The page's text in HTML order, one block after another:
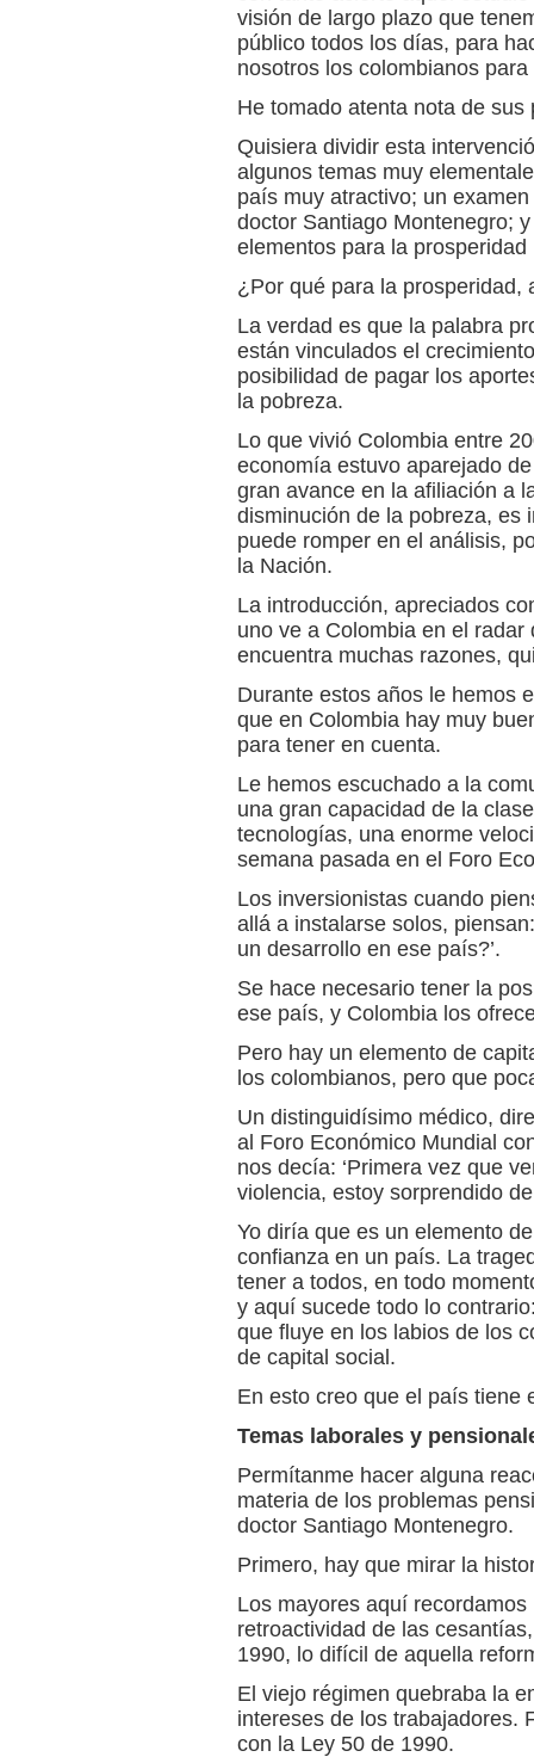
visión de largo plazo que
público todos los días, para
nosotros los colombianos para
He tomado atenta nota de
Quisiera dividir esta
algunos temas muy
país muy atractivo; un
doctor Santiago Montenegro;
elementos para la prosperidad
¿Por qué para la prosperidad,
La verdad es que la palabra
están vinculados el
posibilidad de pagar los
la pobreza.
Lo que vivió Colombia entre
economía estuvo aparejado
gran avance en la afiliación a
disminución de la pobreza, es
puede romper en el análisis,
la Nación.
La introducción, apreciados
uno ve a Colombia en el
encuentra muchas razones,
Durante estos años le hemos
que en Colombia hay muy
para tener en cuenta.
Le hemos escuchado a la
una gran capacidad de la
tecnologías, una enorme
semana pasada en el Foro
Los inversionistas cuando
allá a instalarse solos,
un desarrollo en ese país?’.
Se hace necesario tener la
ese país, y Colombia los
Pero hay un elemento de
los colombianos, pero que
Un distinguidísimo médico,
al Foro Económico Mundial
nos decía: ‘Primera vez que
violencia, estoy sorprendido
Yo diría que es un elemento
confianza en un país. La
tener a todos, en todo
y aquí sucede todo lo
que fluye en los labios de los
de capital social.
En esto creo que el país tiene
Temas laborales y
Permítanme hacer alguna
materia de los problemas
doctor Santiago Montenegro.
Primero, hay que mirar la
Los mayores aquí
retroactividad de las
1990, lo difícil de aquella
El viejo régimen quebraba la
intereses de los trabajadores.
con la Ley 50 de 1990.